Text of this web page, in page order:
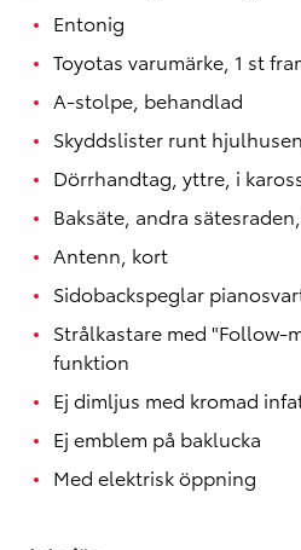
Entonig
Toyotas varumärke, 1 st
A-stolpe, behandlad
Skyddslister runt
Dörrhandtag, yttre, i
Baksäte, andra
Antenn, kort
Sidobackspeglar
Strålkastare med "Follow-
funktion
Ej dimljus med kromad
Ej emblem på baklucka
Med elektrisk öppning